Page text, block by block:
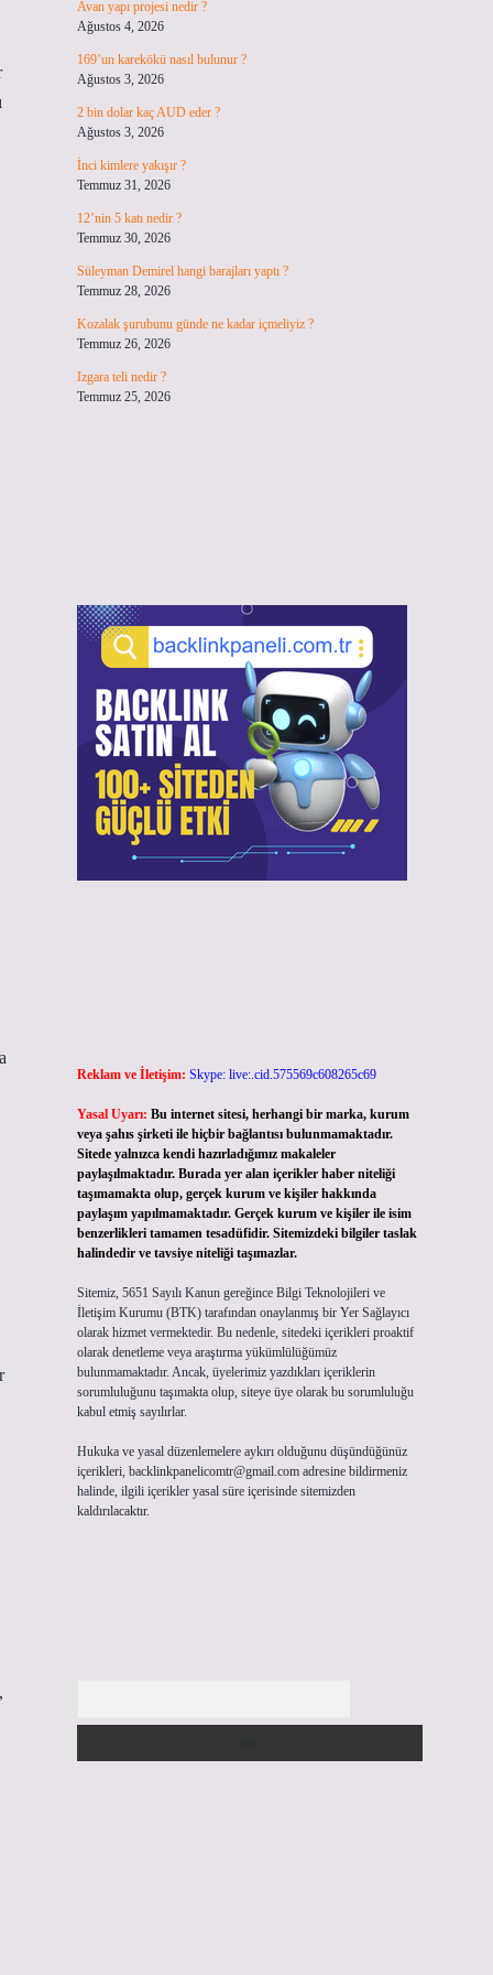
Avan yapı projesi nedir ?
Ağustos 4, 2026
169’un karekökü nasıl bulunur ?
Ağustos 3, 2026
2 bin dolar kaç AUD eder ?
Ağustos 3, 2026
İnci kimlere yakışır ?
Temmuz 31, 2026
12’nin 5 katı nedir ?
Temmuz 30, 2026
Süleyman Demirel hangi barajları yaptı ?
Temmuz 28, 2026
Kozalak şurubunu günde ne kadar içmeliyiz ?
Temmuz 26, 2026
Izgara teli nedir ?
Temmuz 25, 2026
Reklam ve İletişim: Skype: live:.cid.575569c608265c69
Yasal Uyarı: Bu internet sitesi, herhangi bir marka, kurum
veya şahıs şirketi ile hiçbir bağlantısı bulunmamaktadır.
Sitede yalnızca kendi hazırladığımız makaleler
paylaşılmaktadır. Burada yer alan içerikler haber niteliği
taşımamakta olup, gerçek kurum ve kişiler hakkında
paylaşım yapılmamaktadır. Gerçek kurum ve kişiler ile isim
benzerlikleri tamamen tesadüfidir. Sitemizdeki bilgiler taslak
halindedir ve tavsiye niteliği taşımazlar.
Sitemiz, 5651 Sayılı Kanun gereğince Bilgi Teknolojileri ve
İletişim Kurumu (BTK) tarafından onaylanmış bir Yer Sağlayıcı
olarak hizmet vermektedir. Bu nedenle, sitedeki içerikleri proaktif
olarak denetleme veya araştırma yükümlülüğümüz
bulunmamaktadır. Ancak, üyelerimiz yazdıkları içeriklerin
sorumluluğunu taşımakta olup, siteye üye olarak bu sorumluluğu
kabul etmiş sayılırlar.
Hukuka ve yasal düzenlemelere aykırı olduğunu düşündüğünüz
içerikleri, backlinkpanelicomtr@gmail.comadresine bildirmeniz
halinde, ilgili içerikler yasal süre içerisinde sitemizden
kaldırılacaktır.